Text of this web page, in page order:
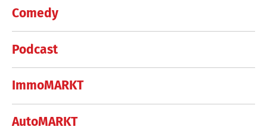
Comedy
Podcast
ImmoMARKT
AutoMARKT